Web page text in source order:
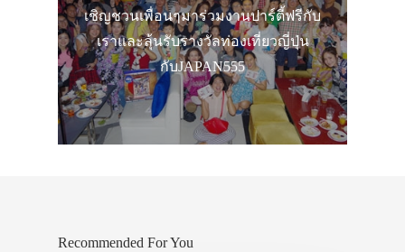
เชิญชวนเพื่อนๆมาร่วมงานปาร์ตี้ฟรีกับ
เราและลุ้นรับรางวัลท่องเที่ยวญี่ปุ่น
กับJAPAN555
Recommended For You